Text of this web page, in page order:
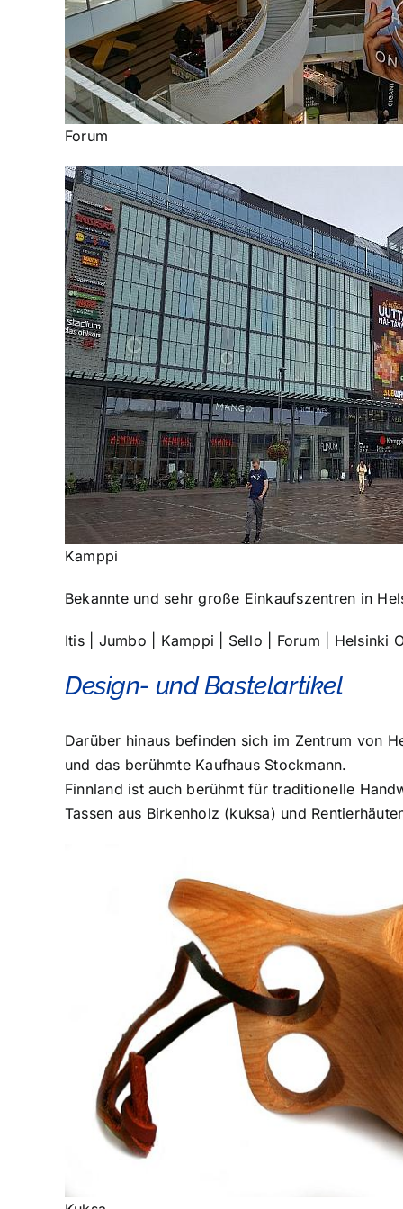
Forum
Kamppi
Bekannte und sehr große Einkaufszentren in
Itis | Jumbo | Kamppi | Sello | Forum | Helsinki
Design- und Bastelartikel
Darüber hinaus befinden sich im Zentrum von
und das berühmte Kaufhaus Stockmann.
Finnland ist auch berühmt für traditionelle
Tassen aus Birkenholz (kuksa) und